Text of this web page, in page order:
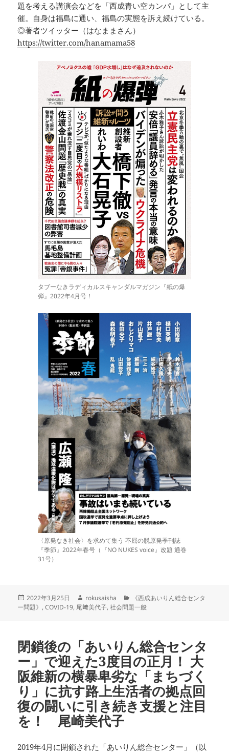
題を考える講演会などを「西成青い空カンパ」として主
催。自身は福島に通い、福島の実態を訴え続けている。
◎著者ツイッター（はなままさん）
https://twitter.com/hanamama58
タブーなきラディカルスキャンダルマガジン『紙の爆
弾』2022年4月号！
〈原発なき社会〉を求めて集う 不屈の脱原発季刊誌
『季節』2022年春号（『NO NUKES voice』改題 通巻
31号）
投
稿
2022年3月25日
作
成
rokusaisha
カ
テ
《西成あいりん総合センタ
ー問題》 ,COVID-19, 尾﨑美代子,社会問題一般
閉鎖後の「あいりん総合センタ
ー」で迎えた3度目の正月！ 大
阪維新の横暴卑劣な「まちづく
り」に抗す路上生活者の拠点回
復の闘いに引き続き支援と注目
を！ 尾崎美代子
2019年4月に閉鎖された「あいりん総合センター」（以